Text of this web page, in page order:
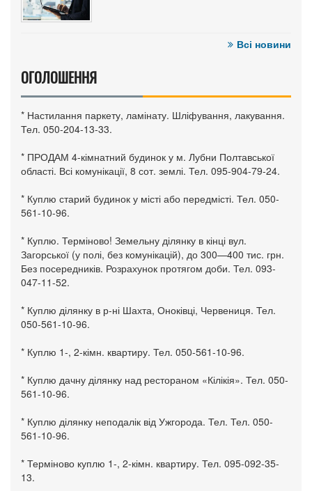
Всі новини
ОГОЛОШЕННЯ
* Настилання паркету, ламінату. Шліфування, лакування.
Тел. 050-204-13-33.
* ПРОДАМ 4-кімнатний будинок у м. Лубни Полтавської
області. Всі комунікації, 8 сот. землі. Тел. 095-904-79-24.
* Куплю старий будинок у місті або передмісті. Тел. 050-
561-10-96.
* Куплю. Терміново! Земельну ділянку в кінці вул.
Загорської (у полі, без комунікацій), до 300—400 тис. грн.
Без посередників. Розрахунок протягом доби. Тел. 093-
047-11-52.
* Куплю ділянку в р-ні Шахта, Оноківці, Червениця. Тел.
050-561-10-96.
* Куплю 1-, 2-кімн. квартиру. Тел. 050-561-10-96.
* Куплю дачну ділянку над рестораном «Кілікія». Тел. 050-
561-10-96.
* Куплю ділянку неподалік від Ужгорода. Тел. Тел. 050-
561-10-96.
* Терміново куплю 1-, 2-кімн. квартиру. Тел. 095-092-35-
13.